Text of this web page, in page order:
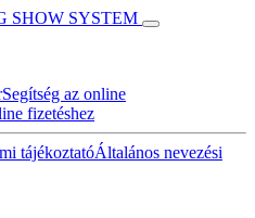
SHOW SYSTEM
Segítség az online
fizetéshez
tájékoztatóÁltalános nevezési